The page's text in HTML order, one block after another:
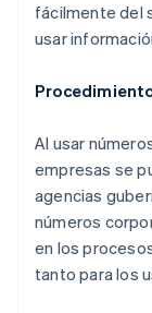
fácilmente del
usar
Al usar
empresas se
agencias
números
en los
tanto para los